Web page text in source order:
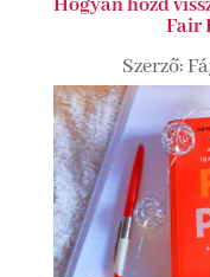
Hogyan hozd
Fair
Szerző: